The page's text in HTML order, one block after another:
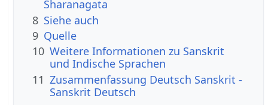
Sharanagata
8 Siehe auch
9 Quelle
10 Weitere Informationen zu Sanskrit
und Indische Sprachen
11 Zusammenfassung Deutsch Sanskrit -
Sanskrit Deutsch